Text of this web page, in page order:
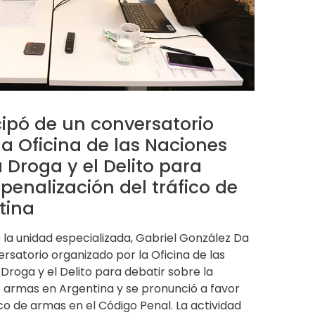
de un conversatorio
Oficina de las Naciones
y el Delito para
del tráfico de
unidad especializada, Gabriel González Da
organizado por la Oficina de las
y el Delito para debatir sobre la
en Argentina y se pronunció a favor
de armas en el Código Penal. La actividad